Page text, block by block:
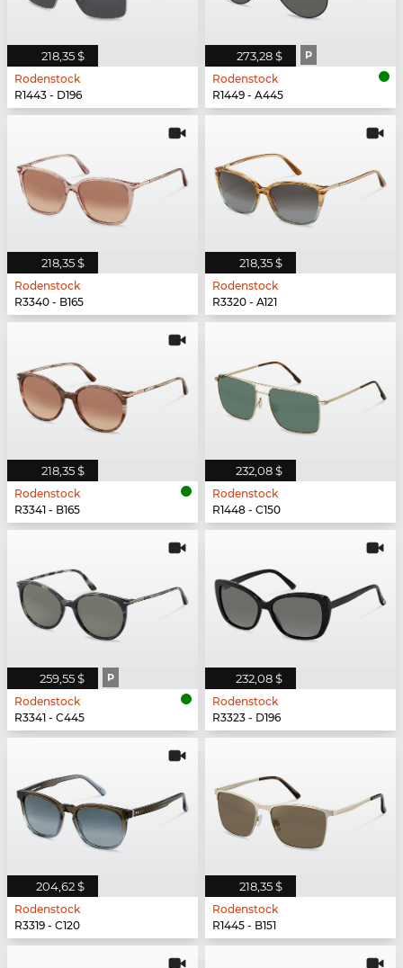
218,35 $
Rodenstock
R1443 - D196
273,28 $ P
Rodenstock
R1449 - A445
218,35 $
Rodenstock
R3340 - B165
218,35 $
Rodenstock
R3320 - A121
218,35 $
Rodenstock
R3341 - B165
232,08 $
Rodenstock
R1448 - C150
259,55 $ P
Rodenstock
R3341 - C445
232,08 $
Rodenstock
R3323 - D196
204,62 $
Rodenstock
R3319 - C120
218,35 $
Rodenstock
R1445 - B151